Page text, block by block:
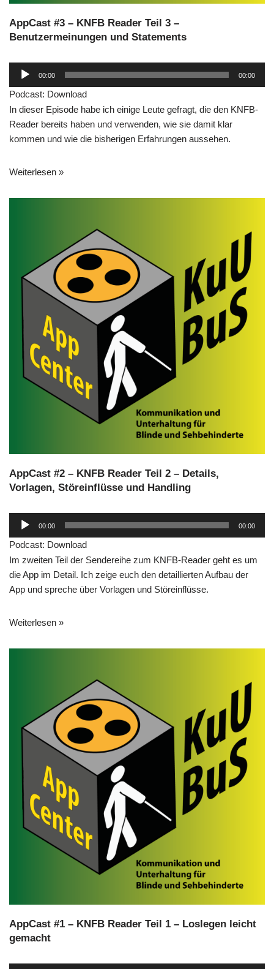
AppCast #3 – KNFB Reader Teil 3 –
Benutzermeinungen und Statements
d
i
o
-
l
y
00:00 00:00
Podcast: Download
In dieser Episode habe ich einige Leute gefragt, die den KNFB-
Reader bereits haben und verwenden, wie sie damit klar
kommen und wie die bisherigen Erfahrungen aussehen.
Weiterlesen »
AppCast #2 – KNFB Reader Teil 2 – Details,
Vorlagen, Störeinflüsse und Handling
d
i
o
-
l
y
00:00 00:00
Podcast: Download
Im zweiten Teil der Sendereihe zum KNFB-Reader geht es um
die App im Detail. Ich zeige euch den detaillierten Aufbau der
App und spreche über Vorlagen und Störeinflüsse.
Weiterlesen »
AppCast #1 – KNFB Reader Teil 1 – Loslegen leicht
gemacht